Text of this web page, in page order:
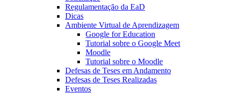
Regulamentação da EaD
Dicas
Ambiente Virtual de Aprendizagem
Google for Education
Tutorial sobre o Google Meet
Moodle
Tutorial sobre o Moodle
Defesas de Teses em Andamento
Defesas de Teses Realizadas
Eventos